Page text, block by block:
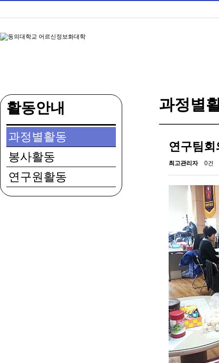
과정별
연구팀회
최고관리자 0건
활동안내
과정별활동
봉사활동
연구원활동